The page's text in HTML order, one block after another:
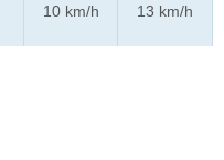
10 km/h
13 km/h